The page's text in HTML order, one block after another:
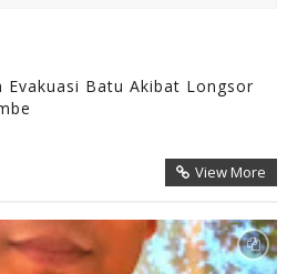
Evakuasi Batu Akibat Longsor
View More